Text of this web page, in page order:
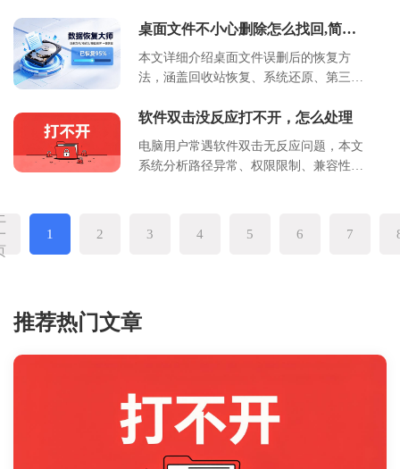
景。本文详细解析 OFD 文件的定义、核
操作方法，帮助用户全面理解国产版式文
档的标准与价值，助力企业实现文档安全
桌面文件不小心删除怎么找回,简易
恢复方法
本文详细介绍桌面文件误删后的恢复方
法，涵盖回收站恢复、系统还原、第三方
用户快速定位问题根源，掌握不同场景下
重要性。
软件双击没反应打不开，怎么处理
电脑用户常遇软件双击无反应问题，本文
系统分析路径异常、权限限制、兼容性冲
用效率。
1 2 3 4 5 6 7
推荐热门文章